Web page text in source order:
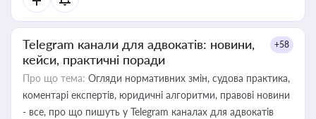
Telegram канали для адвокатів: новини,
кейси, практичні поради
+58
Про що тема: Огляди нормативних змін, судова практика,
коментарі експертів, юридичні алгоритми, правові новини
- все, про що пишуть у Telegram каналах для адвокатів